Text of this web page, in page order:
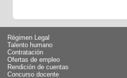
Régimen Legal
Talento humano
Contratación
Ofertas de empleo
Rendición de cuentas
Concurso docente